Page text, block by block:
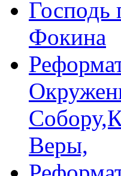
Господь
Фокина
Веры,